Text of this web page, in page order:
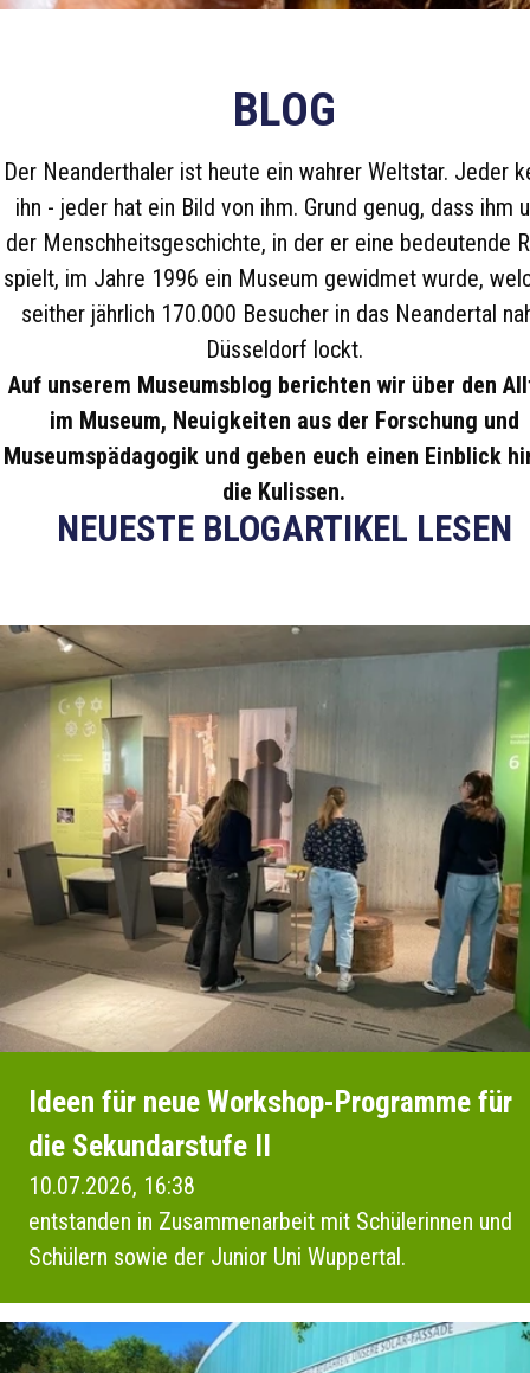
BLOG
Der Neanderthaler ist heute ein wahrer Weltstar. Jeder
ihn - jeder hat ein Bild von ihm. Grund genug, dass ihm
der Menschheitsgeschichte, in der er eine bedeutende
spielt, im Jahre 1996 ein Museum gewidmet wurde,
seither jährlich 170.000 Besucher in das Neandertal
Düsseldorf lockt.
Auf unserem Museumsblog berichten wir über den
im Museum, Neuigkeiten aus der Forschung und
Museumspädagogik und geben euch einen Einblick
die Kulissen.
NEUESTE BLOGARTIKEL LESEN
Ideen für neue Workshop-Programme für
die Sekundarstufe II
10.07.2026, 16:38
entstanden in Zusammenarbeit mit Schülerinnen und
Schülern sowie der Junior Uni Wuppertal.